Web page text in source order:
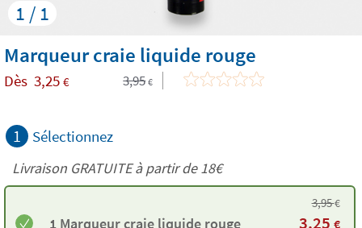
1 / 1
Marqueur craie liquide rouge
Dès 3,25 € 3,95 €
1 Sélectionnez
Livraison GRATUITE à partir de18€
1 Marqueur craie liquide rouge
3,95€
3,25 €